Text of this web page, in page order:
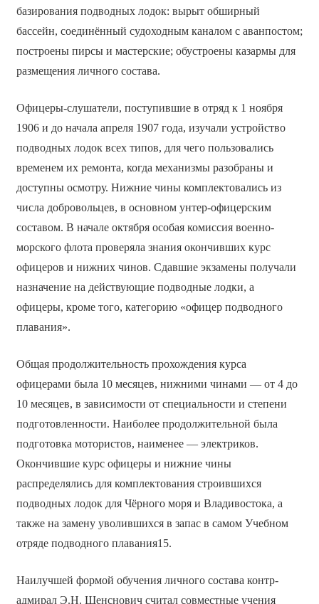
базирования подводных лодок: вырыт обширный
бассейн, соединённый судоходным каналом с аванпостом;
построены пирсы и мастерские; обустроены казармы для
размещения личного состава.
Офицеры-слушатели, поступившие в отряд к 1 ноября
1906 и до начала апреля 1907 года, изучали устройство
подводных лодок всех типов, для чего пользовались
временем их ремонта, когда механизмы разобраны и
доступны осмотру. Нижние чины комплектовались из
числа добровольцев, в основном унтер-офицерским
составом. В начале октября особая комиссия военно-
морского флота проверяла знания окончивших курс
офицеров и нижних чинов. Сдавшие экзамены получали
назначение на действующие подводные лодки, а
офицеры, кроме того, категорию «офицер подводного
плавания».
Общая продолжительность прохождения курса
офицерами была 10 месяцев, нижними чинами — от 4 до
10 месяцев, в зависимости от специальности и степени
подготовленности. Наиболее продолжительной была
подготовка мотористов, наименее — электриков.
Окончившие курс офицеры и нижние чины
распределялись для комплектования строившихся
подводных лодок для Чёрного моря и Владивостока, а
также на замену уволившихся в запас в самом Учебном
отряде подводного плавания15.
Наилучшей формой обучения личного состава контр-
адмирал Э.Н. Щенснович считал совместные учения